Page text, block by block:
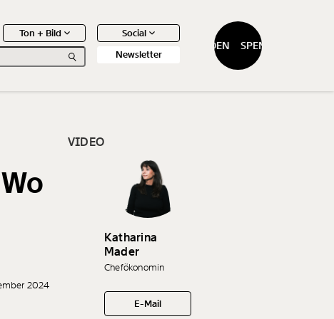
Ton + Bild
Social
Newsletter
SPENDEN SPENDEN
Artikel
2024
VIDEO
Katharina
Mader
Chefökonomin
E-Mail